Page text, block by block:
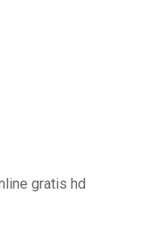
gratis hd